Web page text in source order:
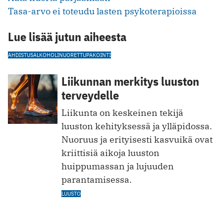
Tasa-arvo ei toteudu lasten psykoterapioissa
Lue lisää jutun aiheesta
AHDISTUSALKOHOLINUORETTUPAKOINTI
Liikunnan merkitys luuston
terveydelle
Liikunta on keskeinen tekijä
luuston kehityksessä ja ylläpidossa.
Nuoruus ja erityisesti kasvuikä ovat
kriittisiä aikoja luuston
huippumassan ja lujuuden
parantamisessa.
LUUSTO